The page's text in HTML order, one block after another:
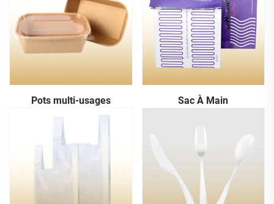
Pots multi-usages Sac À Main